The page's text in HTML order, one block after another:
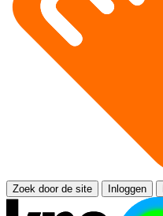
Zoek door de site Inloggen